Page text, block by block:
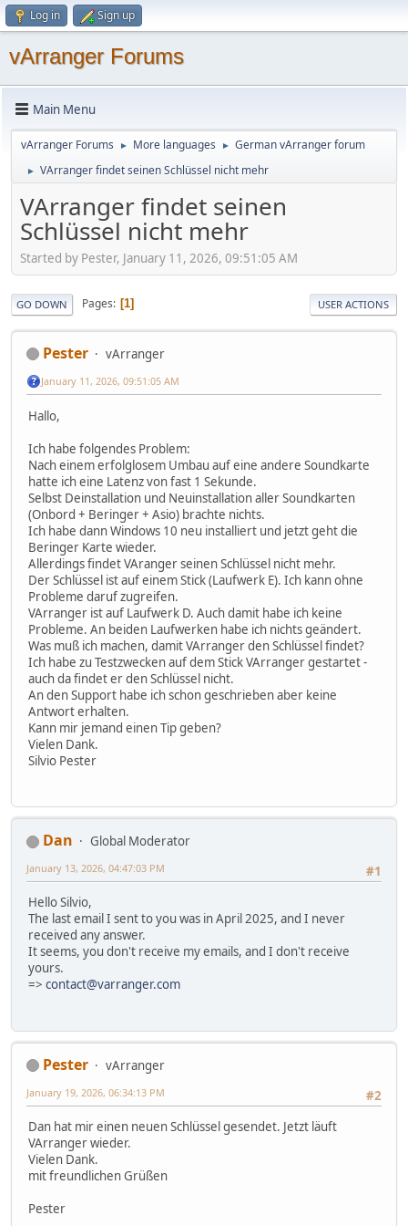
Log in Sign up
vArranger Forums
Main Menu
vArranger Forums ► More languages ► German vArranger forum
► VArranger findet seinen Schlüssel nicht mehr
VArranger findet seinen
Schlüssel nicht mehr
Started by Pester, January 11, 2026, 09:51:05 AM
GO DOWN Pages 1 USER ACTIONS
Pester vArranger
January 11, 2026, 09:51:05 AM
Hallo,
Ich habe folgendes Problem:
Nach einem erfolglosem Umbau auf eine andere Soundkarte
hatte ich eine Latenz von fast 1 Sekunde.
Selbst Deinstallation und Neuinstallation aller Soundkarten
(Onbord + Beringer + Asio) brachte nichts.
Ich habe dann Windows 10 neu installiert und jetzt geht die
Beringer Karte wieder.
Allerdings findet VAranger seinen Schlüssel nicht mehr.
Der Schlüssel ist auf einem Stick (Laufwerk E). Ich kann ohne
Probleme daruf zugreifen.
VArranger ist auf Laufwerk D. Auch damit habe ich keine
Probleme. An beiden Laufwerken habe ich nichts geändert.
Was muß ich machen, damit VArranger den Schlüssel findet?
Ich habe zu Testzwecken auf dem Stick VArranger gestartet -
auch da findet er den Schlüssel nicht.
An den Support habe ich schon geschrieben aber keine
Antwort erhalten.
Kann mir jemand einen Tip geben?
Vielen Dank.
Silvio Pester
Dan
Global Moderator
#1
January 13, 2026, 04:47:03 PM
Hello Silvio,
The last email I sent to you was in April 2025, and I never
received any answer.
It seems, you don't receive my emails, and I don't receive
yours.
=> contact@varranger.com
Pester
vArranger
#2
January 19, 2026, 06:34:13 PM
Dan hat mir einen neuen Schlüssel gesendet. Jetzt läuft
VArranger wieder.
Vielen Dank.
mit freundlichen Grüßen
Pester